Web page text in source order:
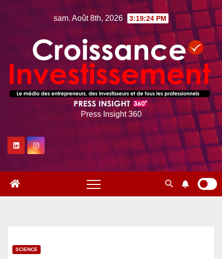
sam. Août 8th, 2026 3:19:25 PM
Press Insight 360
SCIENCE